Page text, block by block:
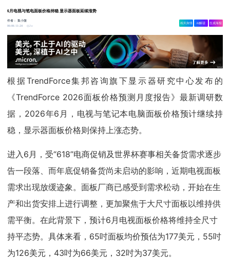
6月电视与笔电面板价格持稳 显示器面板延续涨势
作者：集小微
06-06 11:24
2w
相关舆情 AI解读 生成海报
根据TrendForce集邦咨询旗下显示器研究中心发布的
《TrendForce 2026面板价格预测月度报告》最新调研数
据，2026年6月，电视与笔记本电脑面板价格预计继续持
稳，显示器面板价格则保持上涨态势。
进入6月，受“618”电商促销及世界杯赛事相关备货需求逐步
告一段落、而年底促销备货尚未启动的影响，近期电视面板
需求出现放缓迹象。面板厂商已感受到需求松动，开始在生
产和出货安排上进行调整，更加聚焦于大尺寸面板以维持供
需平衡。在此背景下，预计6月电视面板价格将维持全尺寸
持平态势。具体来看，65吋面板均价预估为177美元，55吋
为126美元，43吋为66美元，32吋为37美元。